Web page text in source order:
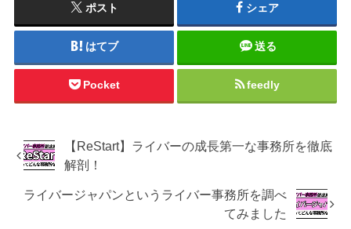
ポスト シェア
はてブ 送る
Pocket feedly
【ReStart】ライバーの成長第一な事務所を徹底
解剖！
ライバージャパンというライバー事務所を調べ
てみました